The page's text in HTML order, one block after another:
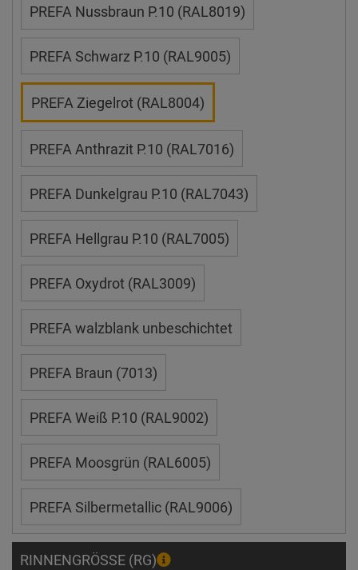
PREFA Nussbraun P.10 (RAL8019)
PREFA Schwarz P.10 (RAL9005)
PREFA Ziegelrot (RAL8004)
PREFA Anthrazit P.10 (RAL7016)
PREFA Dunkelgrau P.10 (RAL7043)
PREFA Hellgrau P.10 (RAL7005)
PREFA Oxydrot (RAL3009)
PREFA walzblank unbeschichtet
PREFA Braun (7013)
PREFA Weiß P.10 (RAL9002)
PREFA Moosgrün (RAL6005)
PREFA Silbermetallic (RAL9006)
RINNENGRÖSSE (RG)